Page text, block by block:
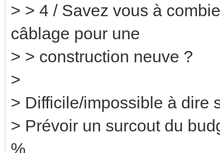
> > 4 / Savez vous à
câblage pour une
> > construction neuve ?
>
> Difficile/impossible à dire
> Prévoir un surcout du
%